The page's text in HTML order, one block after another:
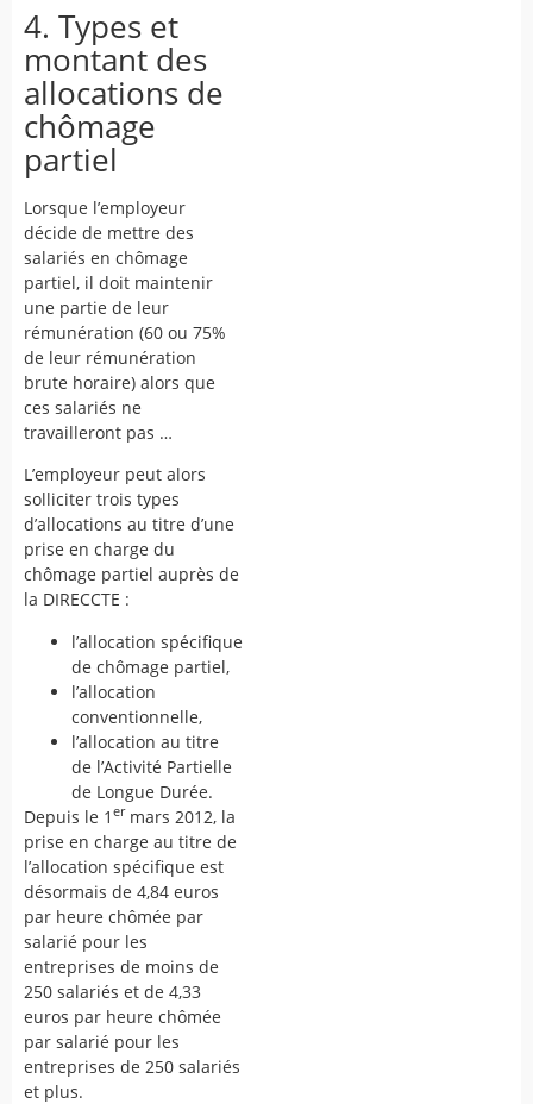
4. Types et
montant des
allocations de
chômage
partiel
Lorsque l’employeur
décide de mettre des
salariés en chômage
partiel, il doit maintenir
une partie de leur
rémunération (60 ou 75%
de leur rémunération
brute horaire) alors que
ces salariés ne
travailleront pas …
L’employeur peut alors
solliciter trois types
d’allocations au titre d’une
prise en charge du
chômage partiel auprès de
la DIRECCTE :
l’allocation spécifique
de chômage partiel,
l’allocation
conventionnelle,
l’allocation au titre
de l’Activité Partielle
de Longue Durée.
Depuis le 1 ermars 2012, la
prise en charge au titre de
l’allocation spécifique est
désormais de 4,84 euros
par heure chômée par
salarié pour les
entreprises de moins de
250 salariés et de 4,33
euros par heure chômée
par salarié pour les
entreprises de 250 salariés
et plus.